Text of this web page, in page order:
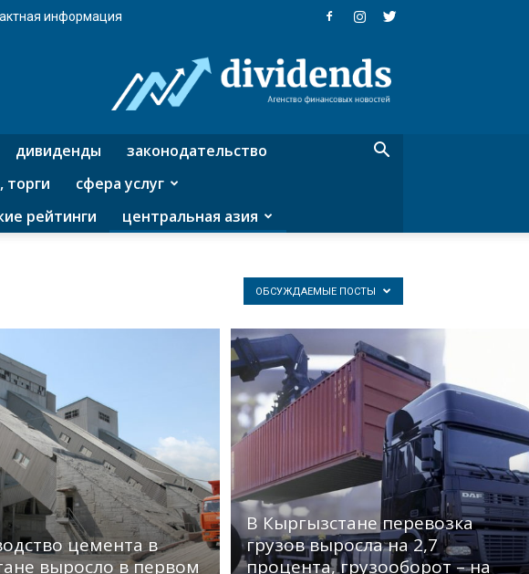
информация
агентство
финансовых
дивиденды
законодательство
торги
сфера услуг
рейтинги центральная азия
ОБСУЖДАЕМЫЕ ПОСТЫ
цемента в
выросло в первом
В Кыргызстане перевозка
грузов выросла на 2,7
процента, грузооборот – на